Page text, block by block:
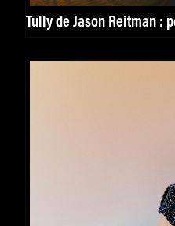
Tully de Jason Reitman :